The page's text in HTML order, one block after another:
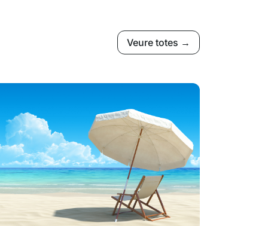
Veure totes →